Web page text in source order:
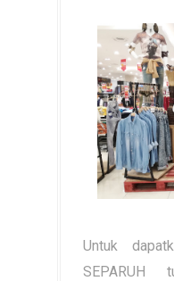
Untuk
SEPARUH